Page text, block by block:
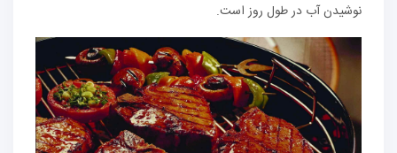
نوشیدن آب در طول روز است.